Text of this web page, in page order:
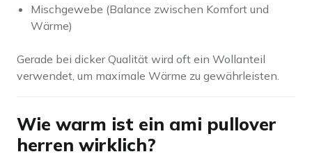
Mischgewebe (Balance zwischen Komfort und
Wärme)
Gerade bei dicker Qualität wird oft ein Wollanteil
verwendet, um maximale Wärme zu gewährleisten.
Wie warm ist ein ami pullover
herren wirklich?